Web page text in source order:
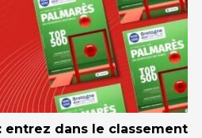
entrez dans le classement